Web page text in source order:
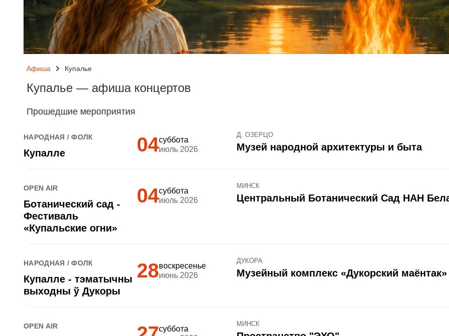
Афиша Купалье
Купалье — афиша концертов
Прошедшие мероприятия
НАРОДНАЯ / ФОЛК
Купалле 04суббота
июль 2026
Д. ОЗЕРЦО
Музей народной архитектуры и быта
OPEN AIR
Ботанический сад -
Фестиваль
«Купальские огни»
04суббота
июль 2026
МИНСК
Центральный Ботанический Сад НАН
НАРОДНАЯ / ФОЛК
Купалле - тэматычны
выходны ў Дукоры
28воскресенье
июнь 2026
ДУКОРА
Музейный комплекс «Дукорский маёнтак»
OPEN AIR
суббота
МИНСК